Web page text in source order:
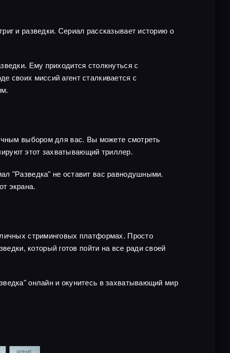
и разведки. Сериал рассказывает историю о
Ему приходится столкнуться с
своих миссий агент сталкивается с
выбором для вас. Вы можете смотреть
этот захватывающий триллер.
"Разведка" не оставит вас равнодушными.
экрана.
стриминговых платформах. Просто
который готов пойти на все ради своей
онлайн и окунитесь в захватывающий мир